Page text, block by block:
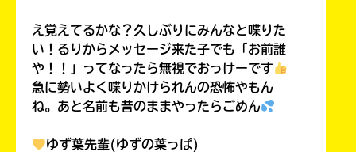
え覚えてるかな？久しぶりにみんなと喋りた
い！るりからメッセージ来た子でも「お前誰
や！！」ってなったら無視でおっけーです
急に勢いよく喋りかけられんの恐怖やもん
ね。あと名前も昔のままやったらごめん
ゆず葉先輩(ゆずの葉っぱ)